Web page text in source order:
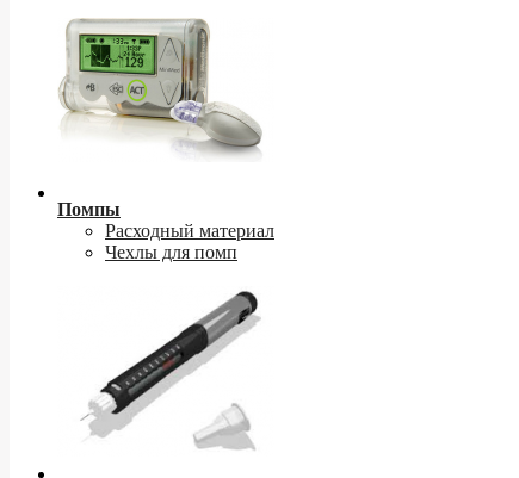
Помпы
Расходный материал
Чехлы для помп